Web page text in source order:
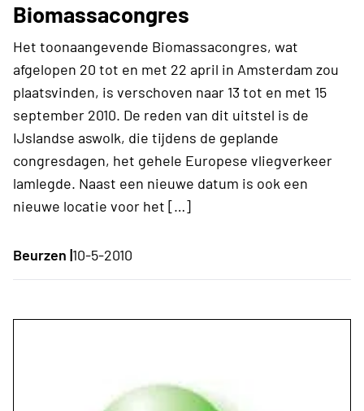
Biomassacongres
Het toonaangevende Biomassacongres, wat
afgelopen 20 tot en met 22 april in Amsterdam zou
plaatsvinden, is verschoven naar 13 tot en met 15
september 2010. De reden van dit uitstel is de
IJslandse aswolk, die tijdens de geplande
congresdagen, het gehele Europese vliegverkeer
lamlegde. Naast een nieuwe datum is ook een
nieuwe locatie voor het […]
Beurzen |10-5-2010